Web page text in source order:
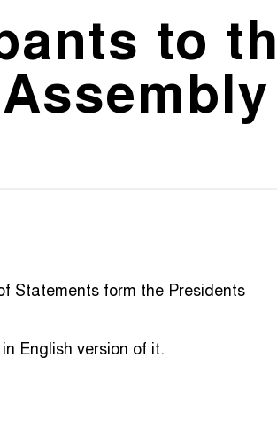
to
Statements form the Presidents
English version of it.